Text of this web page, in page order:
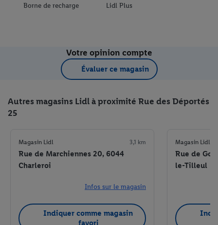
Borne de recharge Lidl Plus
Votre opinion compte
Évaluer ce magasin
Autres magasins Lidl à proximité Rue des Déportés
25
Magasin Lidl 3,1 km
Rue de Marchiennes 20, 6044
Charleroi
Infos sur le magasin
Indiquer comme magasin
favori
Magasin Lidl
Rue de
le-Tilleul